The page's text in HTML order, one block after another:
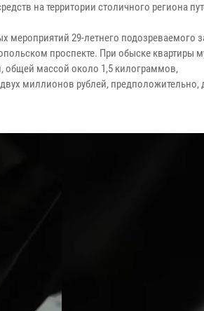
на территории столичного региона
мероприятий 29-летнего подозреваемого
проспекте. При обыске квартиры
массой около 1,5 килограммов,
миллионов рублей, предположительно,